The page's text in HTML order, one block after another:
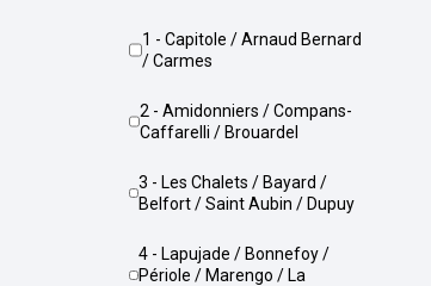
1 - Capitole / Arnaud Bernard
/ Carmes
2 - Amidonniers / Compans-
Caffarelli / Brouardel
3 - Les Chalets / Bayard /
Belfort / Saint Aubin / Dupuy
4 - Lapujade / Bonnefoy /
Périole / Marengo / La